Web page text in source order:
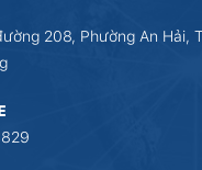
208, Phường An Hải,